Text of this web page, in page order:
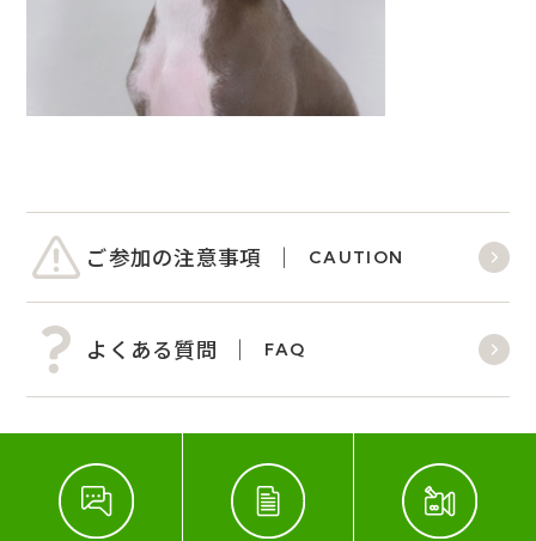
ご参加の注意事項 CAUTION
よくある質問 FAQ